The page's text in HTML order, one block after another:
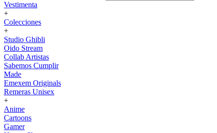
Vestimenta
+
Colecciones
+
Studio Ghibli
Oido Stream
Collab Artistas
Sabemos Cumplir
Made
Emexem Originals
Remeras Unisex
+
Anime
Cartoons
Gamer